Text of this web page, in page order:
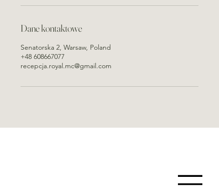
Dane kontaktowe
Senatorska 2, Warsaw, Poland
+48 608667077
recepcja.royal.mc@gmail.com